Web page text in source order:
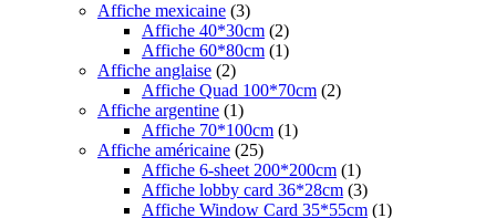
Affiche mexicaine (3)
Affiche 40*30cm (2)
Affiche 60*80cm (1)
Affiche anglaise (2)
Affiche Quad 100*70cm (2)
Affiche argentine (1)
Affiche 70*100cm (1)
Affiche américaine (25)
Affiche 6-sheet 200*200cm (1)
Affiche lobby card 36*28cm (3)
Affiche Window Card 35*55cm (1)